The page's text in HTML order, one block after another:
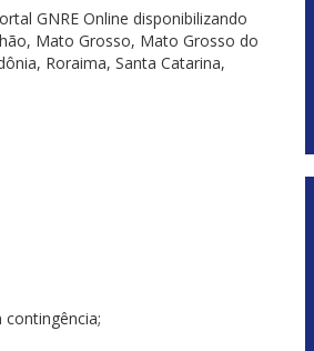
GNRE Online disponibilizando
Mato Grosso, Mato Grosso do
Roraima, Santa Catarina,